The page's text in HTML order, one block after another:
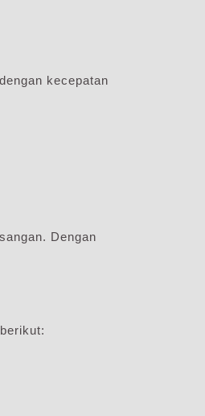
dengan kecepatan
Dengan